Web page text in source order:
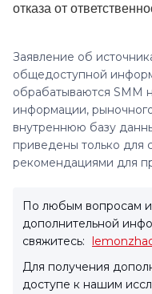
отказа от
Заявление об
общедоступной
обрабатываются SMM
информации,
внутреннюю базу
приведены только для
рекомендациями для
По любым вопросам
дополнительной
свяжитесь:
Для получения
доступе к нашим